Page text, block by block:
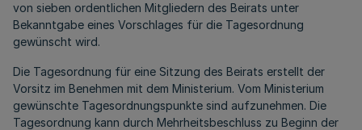
von sieben ordentlichen Mitgliedern des Beirats unter
Bekanntgabe eines Vorschlages für die Tagesordnung
gewünscht wird.
Die Tagesordnung für eine Sitzung des Beirats erstellt der
Vorsitz im Benehmen mit dem Ministerium. Vom Ministerium
gewünschte Tagesordnungspunkte sind aufzunehmen. Die
Tagesordnung kann durch Mehrheitsbeschluss zu Beginn der